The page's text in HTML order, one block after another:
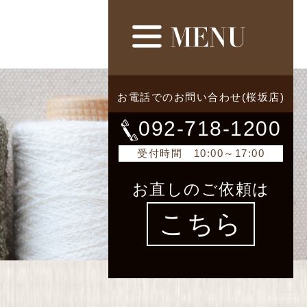
お電話でのお問い合わせ(桜坂店)
092-718-1200
受付時間 10:00～17:00
お直しのご依頼は
こちら